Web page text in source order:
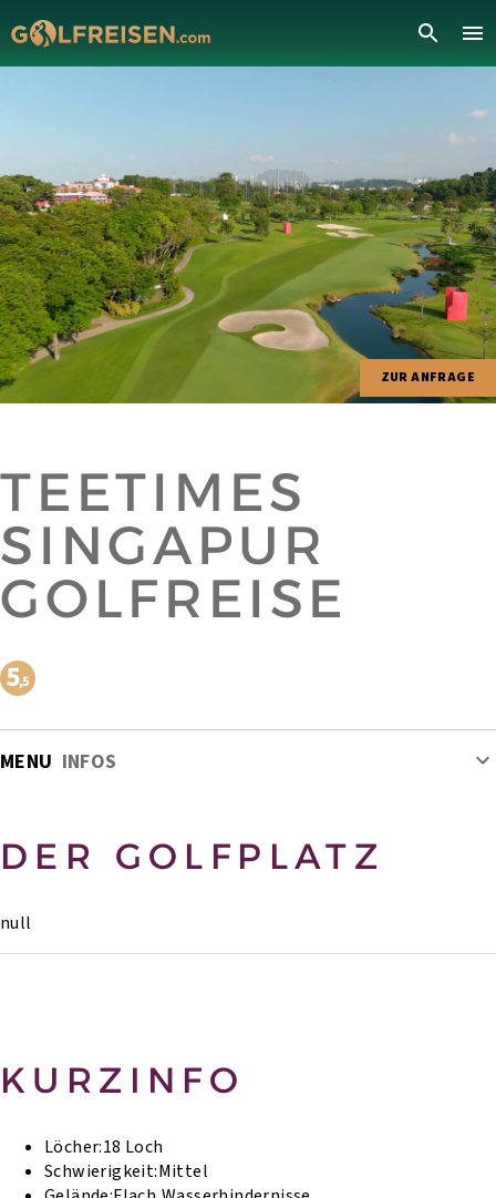
ZUR ANFRAGE
TEETIMES
SINGAPUR
GOLFREISE
MENU INFOS
DER GOLFPLATZ
null
KURZINFO
Löcher:18 Loch
Schwierigkeit:Mittel